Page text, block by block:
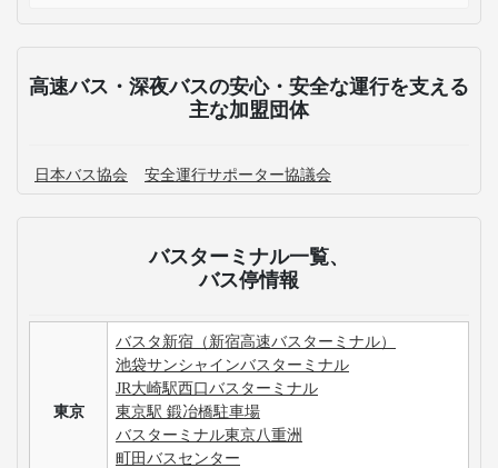
高速バス・深夜バスの安心・安全な運行を支える
主な加盟団体
日本バス協会 安全運行サポーター協議会
バスターミナル一覧、
バス停情報
東京
バスタ新宿（新宿高速バスターミナル）
池袋サンシャインバスターミナル
JR大崎駅西口バスターミナル
東京駅 鍛冶橋駐車場
バスターミナル東京八重洲
町田バスセンター